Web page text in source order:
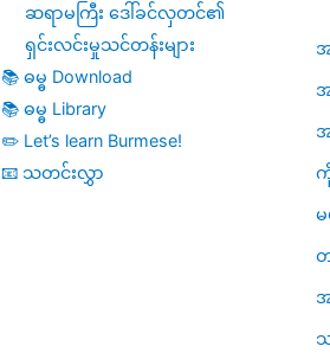
ဆရာမကြီး ဒေါ်ခင်လှတင်၏
ရှင်းလင်းမှုသင်တန်းများ
📚 ဓမ္ဓ Download
📚 ဓမ္ဓ Library
✏️ Let’s learn Burmese!
📧 သတင်းလွှာ
အ